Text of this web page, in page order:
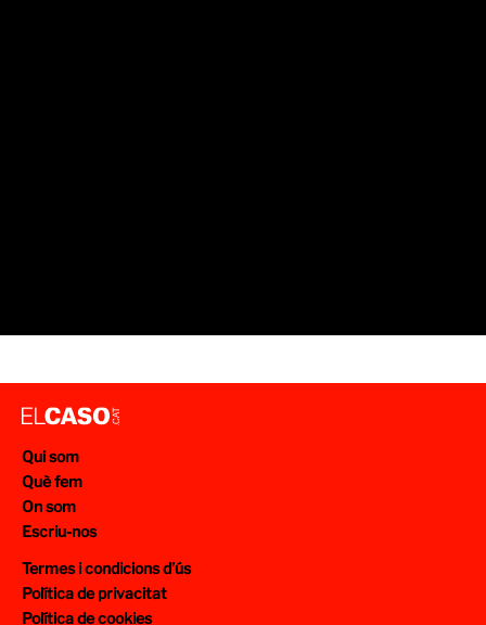
Qui som
Què fem
On som
Escriu-nos
Termes i condicions d’ús
Política de privacitat
Política de cookies